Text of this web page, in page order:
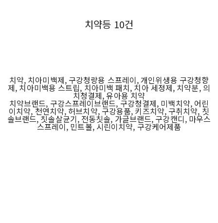
치약등 10건
치약, 치아미백제, 구강청량용 스프레이, 개인위생용 구강청향
제, 치아미백용 스트립, 치아미백 패치, 치아 세정제, 치약분, 의
치청결제, 유아용 치약
치약브랜드, 구강스프레이브랜드, 구강청결제, 미백치약, 어린
이치약, 천연치약, 허브치약, 구강용품, 키즈치약, 구취치약, 칫
솔브랜드, 칫솔살균기, 전동칫솔, 가글브랜드, 구강캔디, 마우스
스프레이, 민트볼, 시린이치약, 구강케어제품